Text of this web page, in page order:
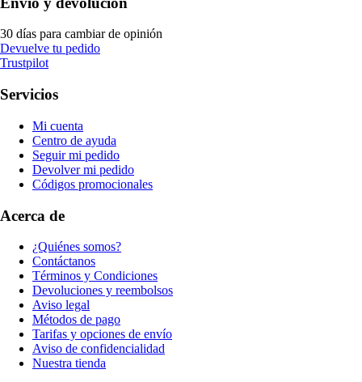
30 días para cambiar de opinión
Devuelve tu pedido
Trustpilot
Servicios
Mi cuenta
Centro de ayuda
Seguir mi pedido
Devolver mi pedido
Códigos promocionales
Acerca de
¿Quiénes somos?
Contáctanos
Términos y Condiciones
Devoluciones y reembolsos
Aviso legal
Métodos de pago
Tarifas y opciones de envío
Aviso de confidencialidad
Nuestra tienda